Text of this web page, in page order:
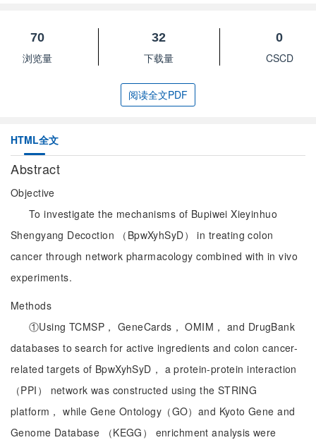
70
浏览量
32
下载量
0
CSCD
阅读全文PDF
HTML全文
Abstract
Objective
To investigate the mechanisms of Bupiwei Xieyinhuo
Shengyang Decoction （BpwXyhSyD） in treating colon
cancer through network pharmacology combined with in vivo
experiments.
Methods
①Using TCMSP， GeneCards， OMIM， and DrugBank
databases to search for active ingredients and colon cancer-
related targets of BpwXyhSyD， a protein-protein interaction
（PPI） network was constructed using the STRING
platform， while Gene Ontology（GO）and Kyoto Gene and
Genome Database （KEGG） enrichment analysis were